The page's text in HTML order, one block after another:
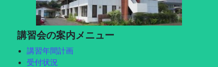
講習会の案内メニュー
講習年間計画
受付状況